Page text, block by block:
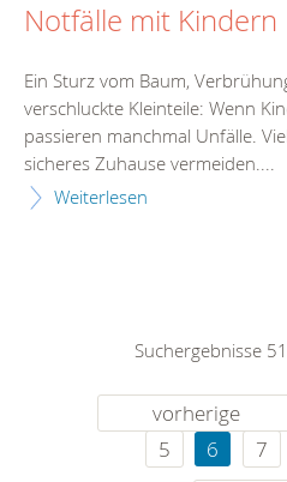
Notfälle mit Kindern
Ein Sturz vom Baum,
verschluckte Kleinteile: Wenn
passieren manchmal Unfälle.
sicheres Zuhause vermeiden....
Weiterlesen
Suchergebnisse
vorherige
5
6 7